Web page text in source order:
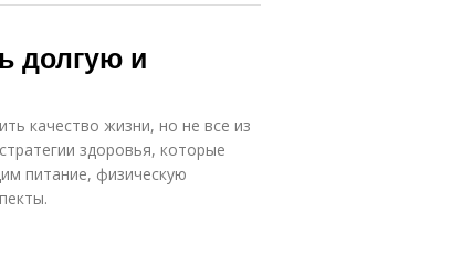
долгую и
качество жизни, но не все из
здоровья, которые
питание, физическую